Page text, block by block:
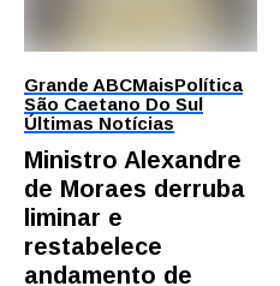
Grande ABCMaisPolítica
São Caetano Do Sul
Últimas Notícias
Ministro Alexandre
de Moraes derruba
liminar e
restabelece
andamento de